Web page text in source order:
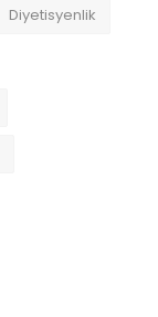
Diyetisyenlik